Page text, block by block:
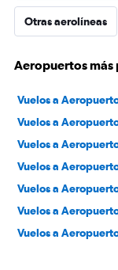
Otras aerolíneas
Aeropuertos más
Vuelos a
Vuelos a
Vuelos a
Vuelos a
Vuelos a
Vuelos a
Vuelos a